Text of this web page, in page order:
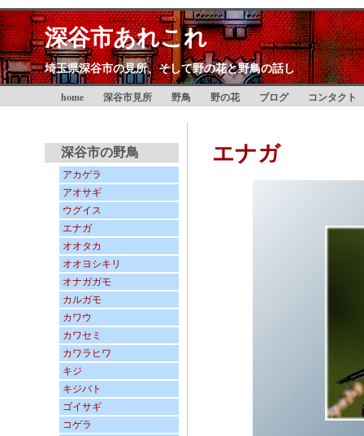
深谷市あれこれ
埼玉県深谷市の見所、そして野の花と野鳥の話し
home 深谷市見所 野鳥 野の花 ブログ コンタクト
深谷市の野鳥
アカゲラ
アオサギ
ウグイス
エナガ
オオタカ
オオヨシキリ
オナガガモ
カルガモ
カワウ
カワセミ
カワラヒワ
キジ
キジバト
ゴイサギ
コゲラ
エナガ